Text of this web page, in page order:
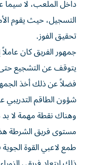
داخل الملعب، لا سيما
التسجيل، حيث يقوم
تحقيق الفوز.
جمهور الفريق كان عاملاً
يتوقف عن التشجيع حتى
فضلاً عن ذلك أخذ
شؤون الطاقم
وهناك نقطة مهمة لا
مستوى فريق الشرطة
طمع لاعبي القوة